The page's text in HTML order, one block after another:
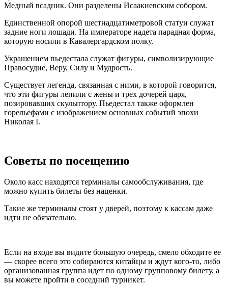
Медный всадник. Они разделены Исаакиевским собором.
Единственной опорой шестнадцатиметровой статуи служат
задние ноги лошади. На императоре надета парадная форма,
которую носили в Кавалергардском полку.
Украшением пьедестала служат фигуры, символизирующие
Правосудие, Веру, Силу и Мудрость.
Существует легенда, связанная с ними, в которой говорится,
что эти фигуры лепили с жены и трех дочерей царя,
позировавших скульптору. Пьедестал также оформлен
горельефами с изображением основных событий эпохи
Николая I.
Советы по посещению
Около касс находятся терминалы самообслуживания, где
можно купить билеты без наценки.
Такие же терминалы стоят у дверей, поэтому к кассам даже
идти не обязательно.
Если на входе вы видите большую очередь, смело обходите ее
— скорее всего это собираются китайцы и ждут кого-то, либо
организованная группа идет по одному групповому билету, а
вы можете пройти в соседний турникет.